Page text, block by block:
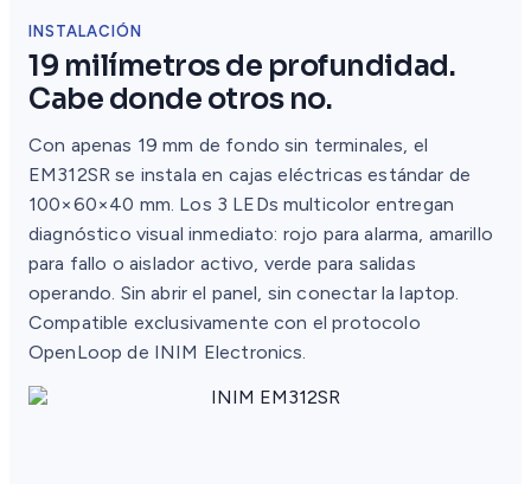
INSTALACIÓN
19 milímetros de profundidad.
Cabe donde otros no.
Con apenas 19 mm de fondo sin terminales, el
EM312SR se instala en cajas eléctricas estándar de
100×60×40 mm. Los 3 LEDs multicolor entregan
diagnóstico visual inmediato: rojo para alarma, amarillo
para fallo o aislador activo, verde para salidas
operando. Sin abrir el panel, sin conectar la laptop.
Compatible exclusivamente con el protocolo
OpenLoop de INIM Electronics.